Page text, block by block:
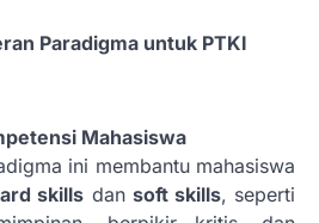
Paradigma untuk PTKI
Mahasiswa
ini membantu mahasiswa
skills dan soft skills, seperti